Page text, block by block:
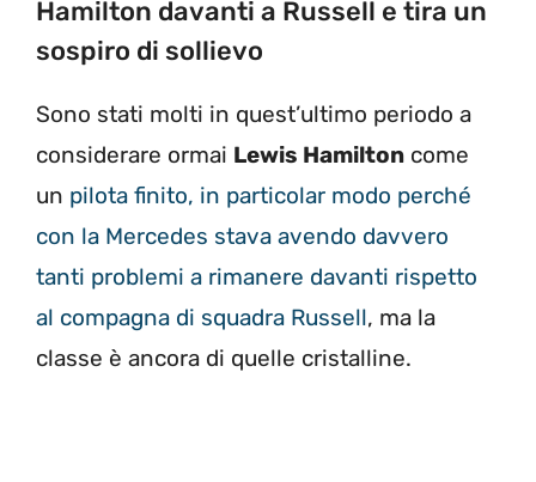
Hamilton davanti a Russell e tira un
sospiro di sollievo
Sono stati molti in quest’ultimo periodo a
considerare ormai Lewis Hamilton come
un pilota finito, in particolar modo perché
con la Mercedes stava avendo davvero
tanti problemi a rimanere davanti rispetto
al compagna di squadra Russell, ma la
classe è ancora di quelle cristalline.